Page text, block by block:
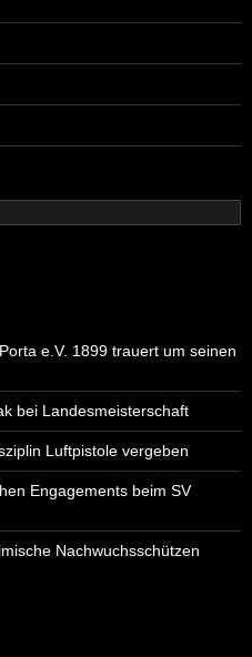
e.V. 1899 trauert um seinen
bei Landesmeisterschaft
Luftpistole vergeben
Engagements beim SV
Nachwuchsschützen